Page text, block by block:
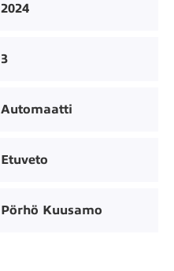
2024
3
Automaatti
Etuveto
Pörhö Kuusamo